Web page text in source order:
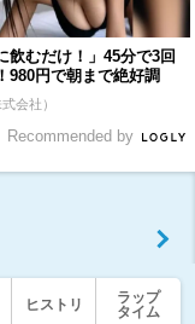
飲むだけ！」45分で3回
980円で朝まで絶好調
会社）
Recommended by
ヒストリ
ラップ
タイム